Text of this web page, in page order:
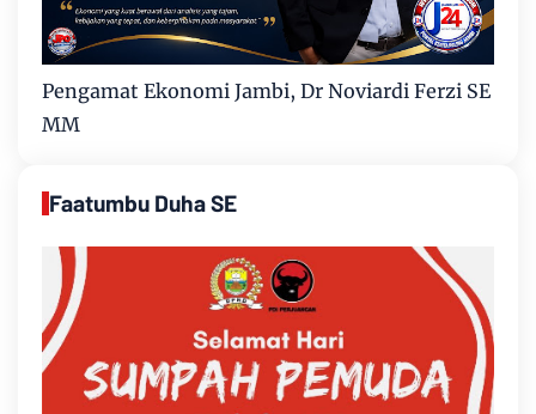
Pengamat Ekonomi Jambi, Dr Noviardi Ferzi SE
MM
Faatumbu Duha SE